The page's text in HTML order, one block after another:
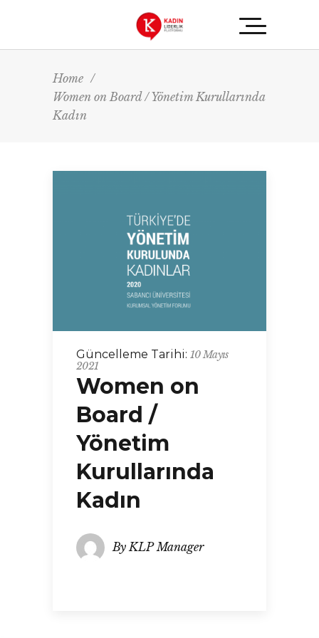
Home /
Women on Board / Yönetim Kurullarında
Kadın
Güncelleme Tarihi: 10 Mayıs
2021
Women on
Board /
Yönetim
Kurullarında
Kadın
By KLP Manager